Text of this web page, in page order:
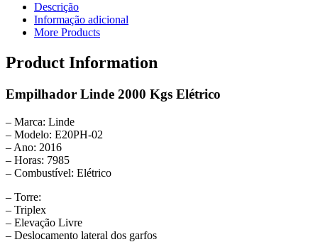
Descrição
Informação adicional
More Products
Product Information
Empilhador Linde 2000 Kgs Elétrico
– Marca: Linde
– Modelo: E20PH-02
– Ano: 2016
– Horas: 7985
– Combustível: Elétrico
– Torre:
– Triplex
– Elevação Livre
– Deslocamento lateral dos garfos